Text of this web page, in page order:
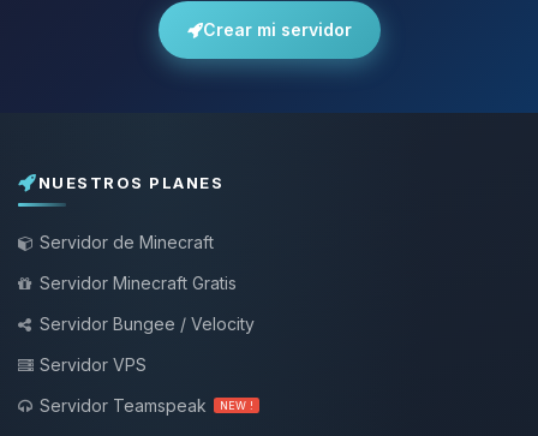
Crear mi servidor
NUESTROS PLANES
Servidor de Minecraft
Servidor Minecraft Gratis
Servidor Bungee / Velocity
Servidor VPS
Servidor Teamspeak
NEW !